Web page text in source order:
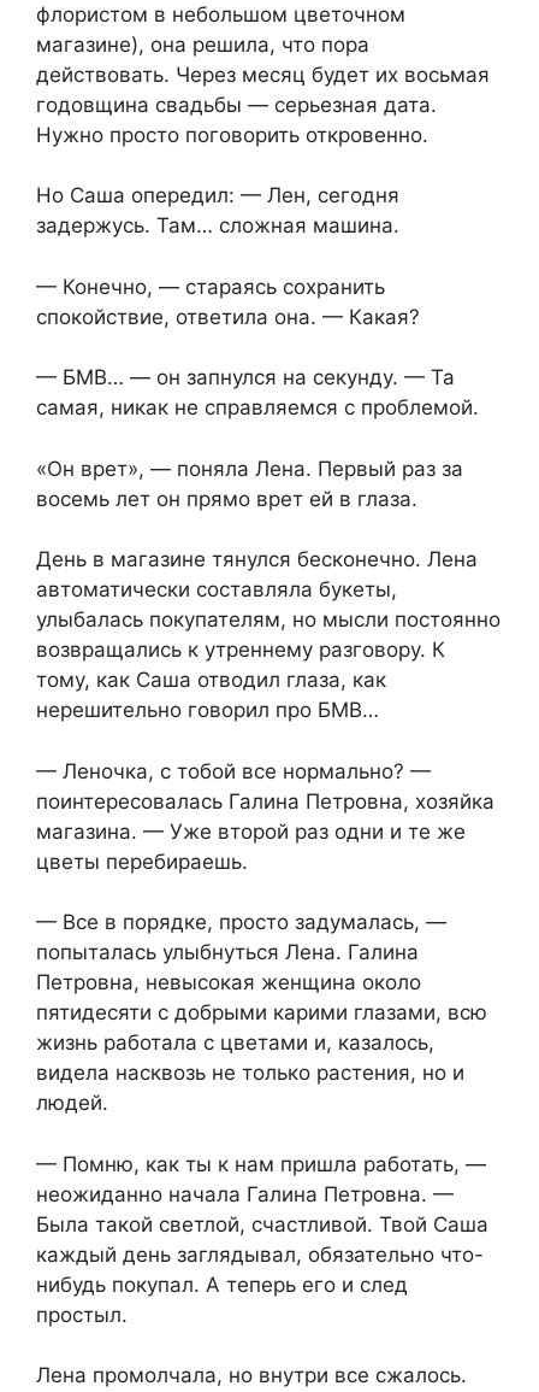
флористом в небольшом цветочном
магазине), она решила, что пора
действовать. Через месяц будет их восьмая
годовщина свадьбы — серьезная дата.
Нужно просто поговорить откровенно.
Но Саша опередил: — Лен, сегодня
задержусь. Там… сложная машина.
— Конечно, — стараясь сохранить
спокойствие, ответила она. — Какая?
— БМВ… — он запнулся на секунду. — Та
самая, никак не справляемся с проблемой.
«Он врет», — поняла Лена. Первый раз за
восемь лет он прямо врет ей в глаза.
День в магазине тянулся бесконечно. Лена
автоматически составляла букеты,
улыбалась покупателям, но мысли постоянно
возвращались к утреннему разговору. К
тому, как Саша отводил глаза, как
нерешительно говорил про БМВ…
— Леночка, с тобой все нормально? —
поинтересовалась Галина Петровна, хозяйка
магазина. — Уже второй раз одни и те же
цветы перебираешь.
— Все в порядке, просто задумалась, —
попыталась улыбнуться Лена. Галина
Петровна, невысокая женщина около
пятидесяти с добрыми карими глазами, всю
жизнь работала с цветами и, казалось,
видела насквозь не только растения, но и
людей.
— Помню, как ты к нам пришла работать, —
неожиданно начала Галина Петровна. —
Была такой светлой, счастливой. Твой Саша
каждый день заглядывал, обязательно что-
нибудь покупал. А теперь его и след
простыл.
Лена промолчала, но внутри все сжалось.